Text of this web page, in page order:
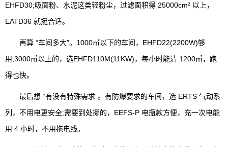
EHFD30;吸面粉、水泥这类轻粉尘，过滤面积得 25000cm² 以上，
EATD36 就挺合适。
再算 “车间多大”。1000㎡以下的车间，EHFD22(2200W)够
用;3000㎡以上的，选EHFD110M(11KW)，每小时能清 1200㎡，跑
得也快。
最后想 “有没有特殊需求”。有防爆要求的车间，选 ERTS 气动系
列，不用电更安全;需要到处挪的，EEFS-P 电瓶款方便，充一次电能
用 4 小时，不用拖电线。